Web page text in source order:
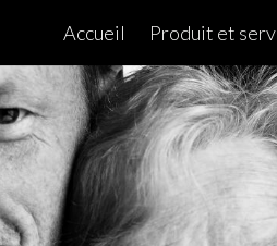
Accueil Produit et